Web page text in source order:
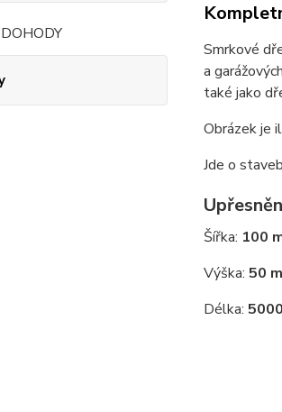
Smrkové
a
také jako
Obrázek je
Jde o
Šířka: 100
Výška: 50
Délka: